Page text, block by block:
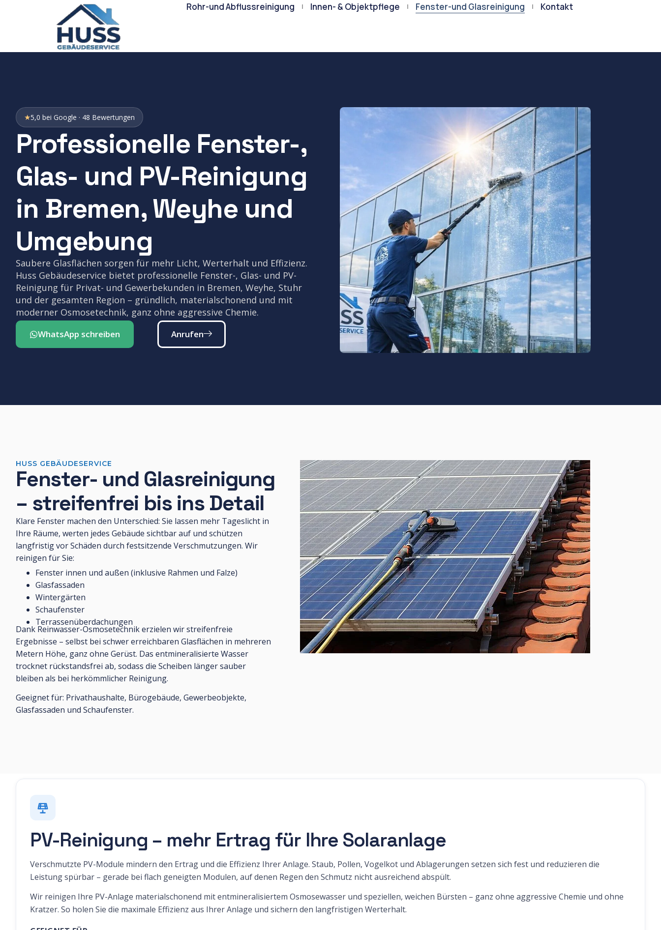
Rohr-und Abflussreinigung Innen- & Objektpflege Fenster-und Glasreinigung Kontakt
★5,0 bei Google · 48 Bewertungen
Professionelle Fenster-,
Glas- und PV-Reinigung
in Bremen, Weyhe und
Umgebung
Saubere Glasflächen sorgen für mehr Licht, Werterhalt und Effizienz.
Huss Gebäudeservice bietet professionelle Fenster-, Glas- und PV-
Reinigung für Privat- und Gewerbekunden in Bremen, Weyhe, Stuhr
und der gesamten Region – gründlich, materialschonend und mit
moderner Osmosetechnik, ganz ohne aggressive Chemie.
WhatsApp schreiben Anrufen
HUSS GEBÄUDESERVICE
Fenster- und Glasreinigung
– streifenfrei bis ins Detail
Klare Fenster machen den Unterschied: Sie lassen mehr Tageslicht in
Ihre Räume, werten jedes Gebäude sichtbar auf und schützen
langfristig vor Schäden durch festsitzende Verschmutzungen. Wir
reinigen für Sie:
Fenster innen und außen (inklusive Rahmen und Falze)
Glasfassaden
Wintergärten
Schaufenster
Terrassenüberdachungen
Dank Reinwasser-Osmosetechnik erzielen wir streifenfreie
Ergebnisse – selbst bei schwer erreichbaren Glasflächen in mehreren
Metern Höhe, ganz ohne Gerüst. Das entmineralisierte Wasser
trocknet rückstandsfrei ab, sodass die Scheiben länger sauber
bleiben als bei herkömmlicher Reinigung.
Geeignet für: Privathaushalte, Bürogebäude, Gewerbeobjekte,
Glasfassaden und Schaufenster.
PV-Reinigung – mehr Ertrag für Ihre Solaranlage
Verschmutzte PV-Module mindern den Ertrag und die Effizienz Ihrer Anlage. Staub, Pollen, Vogelkot und Ablagerungen setzen sich fest und reduzieren die
Leistung spürbar – gerade bei flach geneigten Modulen, auf denen Regen den Schmutz nicht ausreichend abspült.
Wir reinigen Ihre PV-Anlage materialschonend mit entmineralisiertem Osmosewasser und speziellen, weichen Bürsten – ganz ohne aggressive Chemie und ohne
Kratzer. So holen Sie die maximale Effizienz aus Ihrer Anlage und sichern den langfristigen Werterhalt.